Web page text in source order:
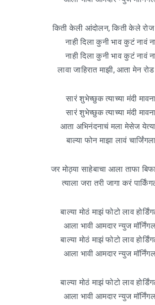
किती केली आंदोलन, किती केले रोज
नाही दिला कुनी भाव कुटं नावं
नाही दिला कुनी भाव कुटं नावं
लावा जाहिरात माझी, आता मेन
सारं शुभेच्छुक त्याच्या मंदी मावना
सारं शुभेच्छुक त्याच्या मंदी मावना
आता अभिनंदनाचं मला मेसेज
बाल्या फोन माझा लावं चार्जिंगला
जर मोठ्या साहेबाचा आला ताफा
त्याला जरा तरी जागा करं
बाल्या मोठं माझं फोटो लाव
आला भावी आमदार न्युज
बाल्या मोठं माझं फोटो लाव
आला भावी आमदार न्युज
बाल्या मोठं माझं फोटो लाव
आला भावी आमदार न्युज